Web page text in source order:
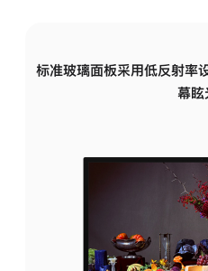
标准玻璃面板采用低反射率
幕眩